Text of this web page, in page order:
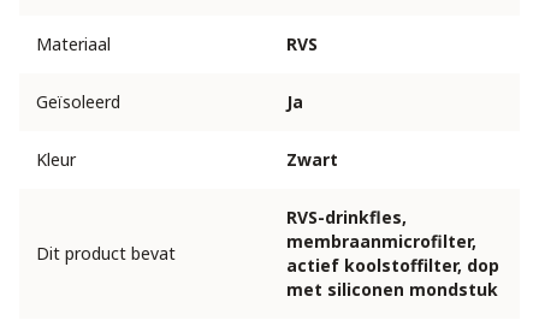
Materiaal RVS
Geïsoleerd Ja
Kleur Zwart
Dit product bevat
RVS-drinkfles,
membraanmicrofilter,
actief koolstoffilter, dop
met siliconen mondstuk